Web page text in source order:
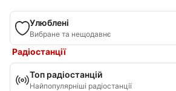
Улюблені
Вибране та нещодавнє
Радіостанції
Топ радіостанцій
Найпопулярніші радіостанції